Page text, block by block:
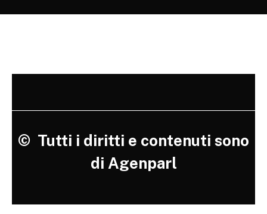
© Tutti i diritti e contenuti sono
di Agenparl